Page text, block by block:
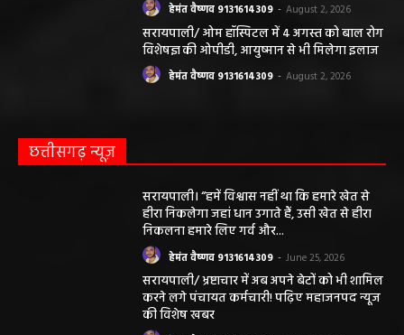
हेमंत वैष्णव 9131614309 - August 2, 2026
सरायपाली/ ओम हॉस्पिटल में 4 अगस्त को बाल रोग
विशेषज्ञ की ओपीडी, आयुष्मान से भी मिलेगा इलाज
हेमंत वैष्णव 9131614309 - August 2, 2026
छत्तीसगढ़ न्यूज़
सरायपाली। “हमें विश्वास नहीं था कि हमारे खेत से
हीरा निकलेगा जहां धान उगाते हैं, उसी खेत से हीरा
निकलना हमारे लिए गर्व और...
हेमंत वैष्णव 9131614309 - June 25, 2026
सरायपाली/ भ्रष्टाचार में अब अपने बेटों को भी शामिल
करने लगे पंचायत कर्मचारी! पढ़िए महाजनपद न्यूज
की विशेष खबर